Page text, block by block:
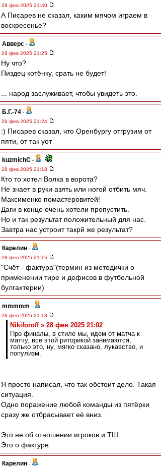
28 фев 2025 21:40
А Писарев не сказал, каким мячом играем в
воскресенье?
Авверс -
28 фев 2025 21:25
Ну что?
Пиздец котёнку, срать не будет!
... народ заслуживает, чтобы увидеть это.
Б.Г.-74 -
28 фев 2025 21:24
:) Писарев сказал, что Оренбургу отгрузим от
пяти, от так уот
kuzmichC -
28 фев 2025 21:18
Кто то хотел Волка в ворота?
Не знает в руки азять или ногой отбить мяч.
Максименко помастеровитей!
Даги в конце очень хотели пропустить.
Но и так результат положительный для нас.
Завтра нас устроит такрй же результат?
Карелин -
28 фев 2025 21:15
"Счёт - фактура"(термин из методички о
применении тире и дефисов в футбольной
булгахтерии)
mmmmm -
28 фев 2025 21:13
Nikiforoff » 28 фев 2025 21:02
Про финалы, в стиле мы, идем от матча к
матчу, все этой риторикой занимаются,
только это, ну, мягко сказано, лукавство, и
популизм.
Я просто написал, что так обстоит дело. Такая
ситуация.
Одно поражение любой команды из пятёрки
сразу же отбрасывает её вниз.
Это не об отношении игроков и ТШ.
Это о фактуре.
Карелин -